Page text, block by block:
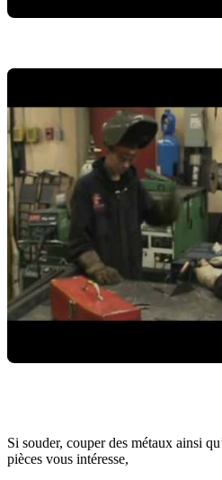
Cliquez pour charger la vidéo
Si souder, couper des métaux ainsi
pièces vous intéresse,